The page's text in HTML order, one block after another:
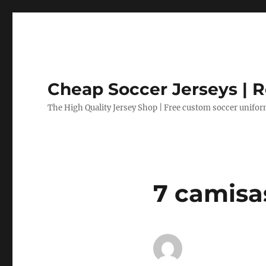
Cheap Soccer Jerseys |
The High Quality Jersey Shop | Free custom soccer
7